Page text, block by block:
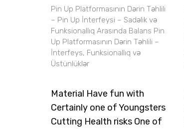
Pin Up Platformasının Dərin Təhlili
– Pin Up İnterfeysi – Sadəlik və
Funksionallıq Arasında Balans Pin
Up Platformasının Dərin Təhlili –
İnterfeys, Funksionallıq və
Üstünlüklər
Material Have fun with
Certainly one of Youngsters
Cutting Health risks One of